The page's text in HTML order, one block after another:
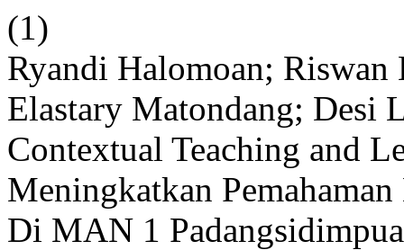
(1)
Ryandi Halomoan;
Elastary Matondang; Desi
Contextual Teaching and
Meningkatkan
Di MAN 1